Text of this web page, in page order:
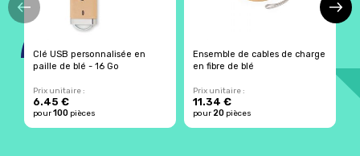
Clé USB personnalisée en
paille de blé - 16 Go
Prix unitaire :
6.45 €
pour100 pièces
Ensemble de cables de charge
en fibre de blé
Prix unitaire :
11.34 €
pour20 pièces